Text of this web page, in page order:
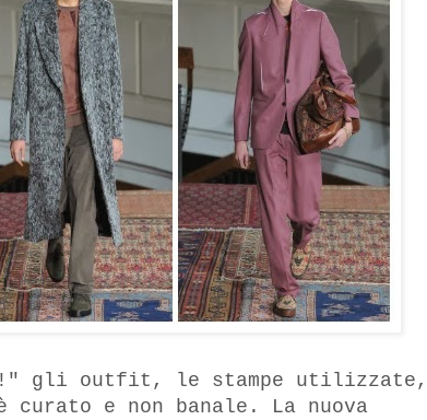
gli outfit, le stampe utilizzate,
e non banale. La nuova